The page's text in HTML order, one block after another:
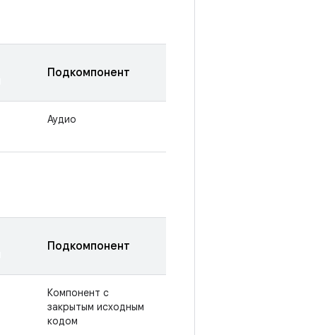
Подкомпонент
Аудио
Подкомпонент
Компонент с
закрытым исходным
кодом